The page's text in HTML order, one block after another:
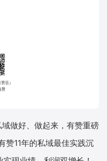
做好、做起来，有赞重磅
赞11年的私域最佳实践沉